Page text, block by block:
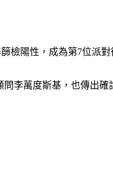
檢陽性，成為第7位派對
李萬度斯基，也傳出